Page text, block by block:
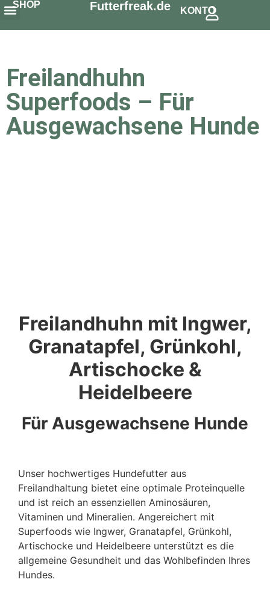
SHOP Futterfreak.de KONTO
Freilandhuhn
Superfoods – Für
Ausgewachsene Hunde
Freilandhuhn mit Ingwer,
Granatapfel, Grünkohl,
Artischocke &
Heidelbeere
Für Ausgewachsene Hunde
Unser hochwertiges Hundefutter aus
Freilandhaltung bietet eine optimale Proteinquelle
und ist reich an essenziellen Aminosäuren,
Vitaminen und Mineralien. Angereichert mit
Superfoods wie Ingwer, Granatapfel, Grünkohl,
Artischocke und Heidelbeere unterstützt es die
allgemeine Gesundheit und das Wohlbefinden Ihres
Hundes.